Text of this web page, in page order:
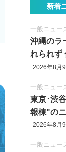
新着
一般ニュー
沖縄のラ
れられず
2026年8月
一般ニュー
東京‪･‬渋
報棟"の
2026年8月
一般ニュー